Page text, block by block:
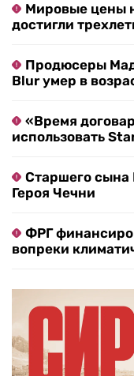
Мировые цены
достигли
Продюсеры
Blur умер в
«Время
использовать
Старшего сына
Героя Чечни
ФРГ
вопреки